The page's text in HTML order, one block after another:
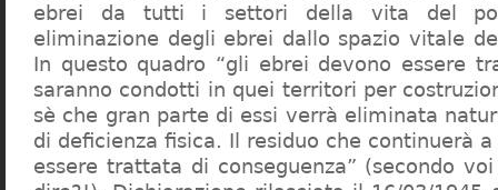
ebrei da tutti i settori della vita del
eliminazione degli ebrei dallo spazio vitale
In questo quadro “gli ebrei devono essere
saranno condotti in quei territori per
sè che gran parte di essi verrà eliminata
di deficienza fisica. Il residuo che continuerà
essere trattata di conseguenza” (secondo